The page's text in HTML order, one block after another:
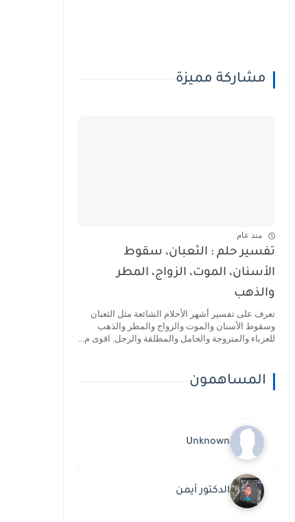
مشاركة مميزة
منذ عام
تفسير حلم : الثعبان، سقوط
الأسنان، الموت، الزواج، المطر
والذهب
تعرف على تفسير أشهر الأحلام الشائعة مثل الثعبان
وسقوط الأسنان والموت والزواج والمطر والذهب
للعزباء والمتزوجة والحامل والمطلقة والرجل. اقوى م...
المساهمون
Unknown
الدكتور أيمن